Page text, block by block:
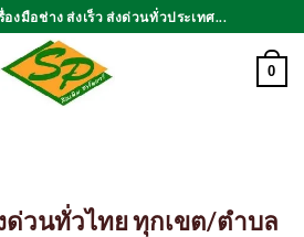
งมือช่าง ส่งเร็ว ส่งด่วนทั่วประเทศ...
0
ด่วนทั่วไทย ทุกเขต/ตำบล